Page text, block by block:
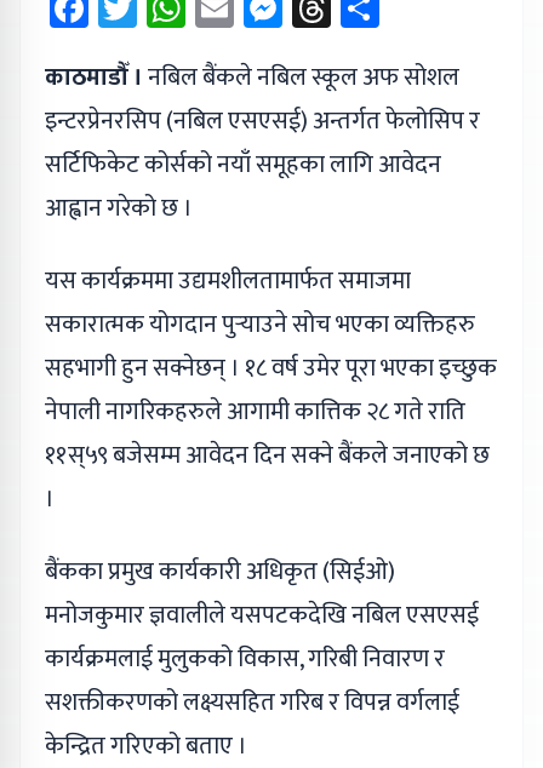
काठमाडौँ । नबिल बैंकले नबिल स्कूल अफ सोशल
इन्टरप्रेनरसिप (नबिल एसएसई) अन्तर्गत फेलोसिप र
सर्टिफिकेट कोर्सको नयाँ समूहका लागि आवेदन
आह्वान गरेको छ ।
यस कार्यक्रममा उद्यमशीलतामार्फत समाजमा
सकारात्मक योगदान पुर्‍याउने सोच भएका व्यक्तिहरु
सहभागी हुन सक्नेछन् । १८ वर्ष उमेर पूरा भएका इच्छुक
नेपाली नागरिकहरुले आगामी कात्तिक २८ गते राति
११स्५९ बजेसम्म आवेदन दिन सक्ने बैंकले जनाएको छ
।
बैंकका प्रमुख कार्यकारी अधिकृत (सिईओ)
मनोजकुमार ज्ञवालीले यसपटकदेखि नबिल एसएसई
कार्यक्रमलाई मुलुकको विकास, गरिबी निवारण र
सशक्तीकरणको लक्ष्यसहित गरिब र विपन्न वर्गलाई
केन्द्रित गरिएको बताए ।